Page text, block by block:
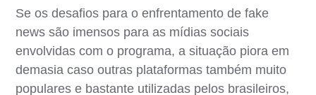
Se os desafios para o enfrentamento de fake
news são imensos para as mídias sociais
envolvidas com o programa, a situação piora em
demasia caso outras plataformas também muito
populares e bastante utilizadas pelos brasileiros,